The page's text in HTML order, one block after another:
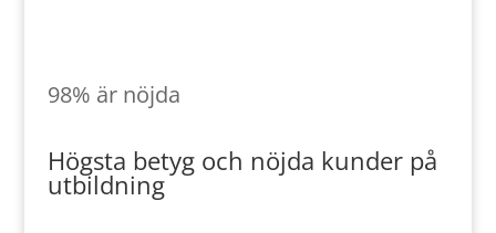
98% är nöjda
Högsta betyg och nöjda kunder på
utbildning